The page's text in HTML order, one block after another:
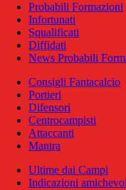
Probabili Formazioni
Infortunati
Squalificati
Diffidati
News Probabili
Consigli Fantacalcio
Portieri
Difensori
Centrocampisti
Attaccanti
Mantra
Ultime dai Campi
Indicazioni